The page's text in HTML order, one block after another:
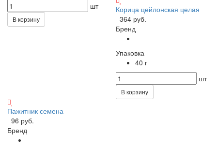
шт
В корзину
Корица цейлонская целая
364 руб.
Бренд
Упаковка
40 г
шт
В корзину
Пажитник семена
96 руб.
Бренд